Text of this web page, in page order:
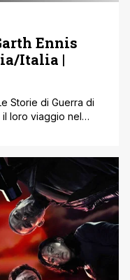
Ennis
Italia |
Storie di Guerra di
il loro viaggio nel
la nostra recensione
in